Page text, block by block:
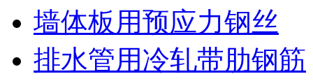
墙体板用预应力钢丝
排水管用冷轧带肋钢筋